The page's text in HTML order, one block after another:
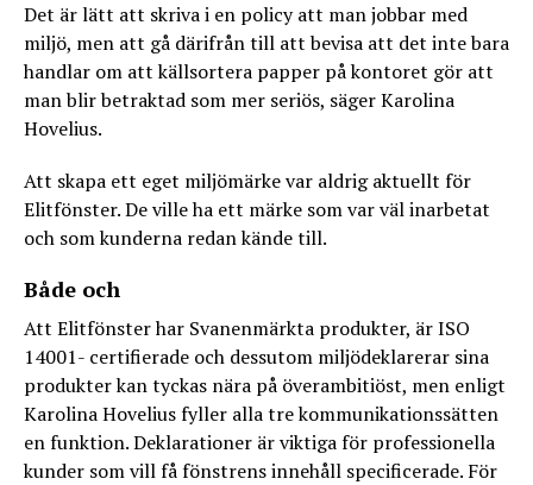
Det är lätt att skriva i en policy att man jobbar med
miljö, men att gå därifrån till att bevisa att det inte bara
handlar om att källsortera papper på kontoret gör att
man blir betraktad som mer seriös, säger Karolina
Hovelius.
Att skapa ett eget miljömärke var aldrig aktuellt för
Elitfönster. De ville ha ett märke som var väl inarbetat
och som kunderna redan kände till.
Både och
Att Elitfönster har Svanenmärkta produkter, är ISO
14001- certifierade och dessutom miljödeklarerar sina
produkter kan tyckas nära på överambitiöst, men enligt
Karolina Hovelius fyller alla tre kommunikationssätten
en funktion. Deklarationer är viktiga för professionella
kunder som vill få fönstrens innehåll specificerade. För